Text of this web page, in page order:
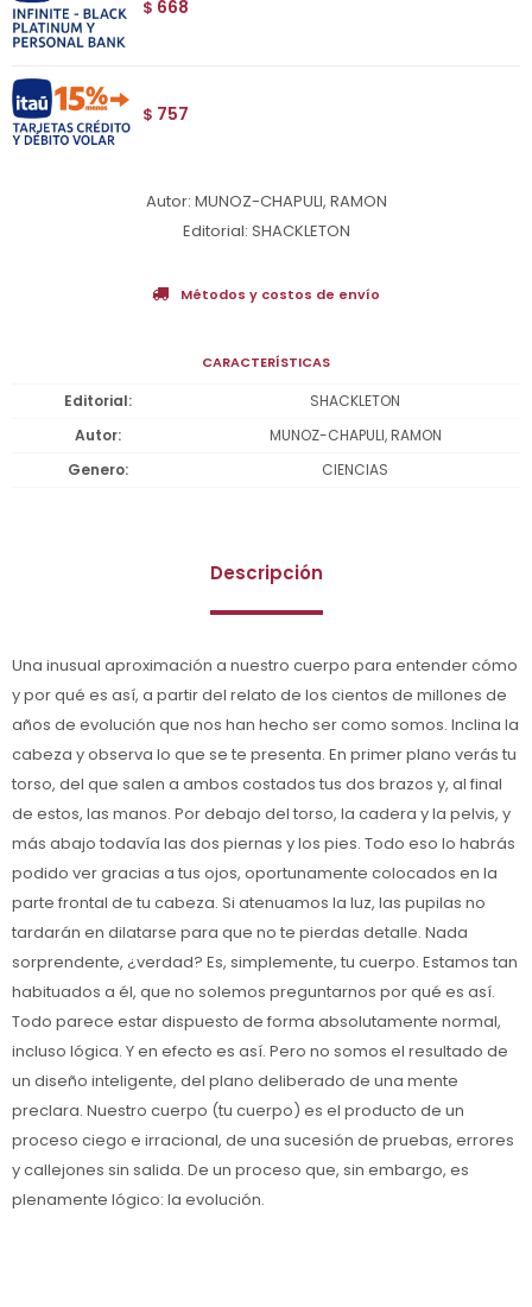
$ 668
$ 757
Autor: MUNOZ-CHAPULI, RAMON
Editorial: SHACKLETON
Métodos y costos de envío
CARACTERÍSTICAS
Editorial
SHACKLETON
Autor
MUNOZ-CHAPULI, RAMON
Genero
CIENCIAS
Descripción
Una inusual aproximación a nuestro cuerpo para entender cómo
y por qué es así, a partir del relato de los cientos de millones de
años de evolución que nos han hecho ser como somos. Inclina la
cabeza y observa lo que se te presenta. En primer plano verás tu
torso, del que salen a ambos costados tus dos brazos y, al final
de estos, las manos. Por debajo del torso, la cadera y la pelvis, y
más abajo todavía las dos piernas y los pies. Todo eso lo habrás
podido ver gracias a tus ojos, oportunamente colocados en la
parte frontal de tu cabeza. Si atenuamos la luz, las pupilas no
tardarán en dilatarse para que no te pierdas detalle. Nada
sorprendente, ¿verdad? Es, simplemente, tu cuerpo. Estamos tan
habituados a él, que no solemos preguntarnos por qué es así.
Todo parece estar dispuesto de forma absolutamente normal,
incluso lógica. Y en efecto es así. Pero no somos el resultado de
un diseño inteligente, del plano deliberado de una mente
preclara. Nuestro cuerpo (tu cuerpo) es el producto de un
proceso ciego e irracional, de una sucesión de pruebas, errores
y callejones sin salida. De un proceso que, sin embargo, es
plenamente lógico: la evolución.